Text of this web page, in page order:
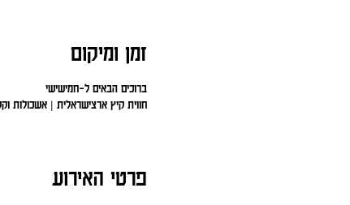
זמן ומיקום
ברוכים הבאים ל-חמישישי
חווית קיץ ארצישראלית | אשכולות
פרטי האירוע